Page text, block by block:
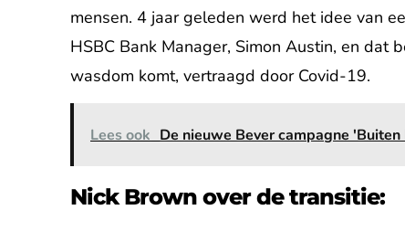
mensen. 4 jaar geleden werd het idee van
HSBC Bank Manager, Simon Austin, en
wasdom komt, vertraagd door Covid-19.
Lees ook De nieuwe Bever campagne
Nick Brown over de transitie: